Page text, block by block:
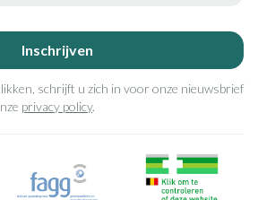
Inschrijven
schrijft u zich in voor onze nieuwsbrief
privacy policy.